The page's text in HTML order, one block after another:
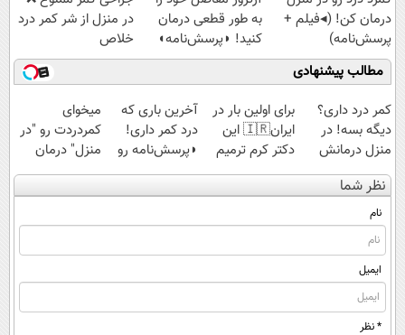
درمان کن! (◂فیلم +
پرسش‌نامه)
به طور قطعی درمان
کنید! ◗پرسش‌نامه◖
در منزل از شر کمر درد
خلاص
شوید◂پرسش‌نامه
مطالب پیشنهادی
کمر درد داری؟
دیگه بسه! در
منزل درمانش
کن
(◀پرسش‌نامه)
برای اولین بار در
ایران🇮🇷 این
دکتر کرم ترمیم
کننده 23 روزه
ساخت!
آخرین باری که
درد کمر داری!
◗پرسش‌نامه رو
پر کن◖
میخوای
کمردردت رو "در
منزل" درمان
کنی؟ (◂فیلم +
◂پرسش‌نامه)
نظر شما
نام
ایمیل
* نظر